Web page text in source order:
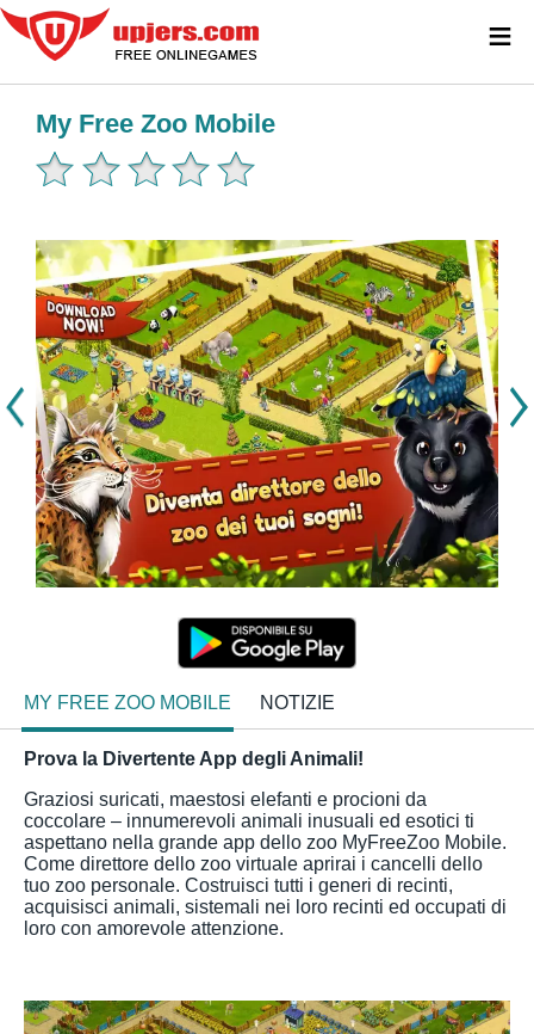
My Free Zoo Mobile
MY FREE ZOO MOBILE NOTIZIE
Prova la Divertente App degli Animali!
Graziosi suricati, maestosi elefanti e procioni da
coccolare – innumerevoli animali inusuali ed esotici ti
aspettano nella grande app dello zoo MyFreeZoo Mobile.
Come direttore dello zoo virtuale aprirai i cancelli dello
tuo zoo personale. Costruisci tutti i generi di recinti,
acquisisci animali, sistemali nei loro recinti ed occupati di
loro con amorevole attenzione.
≡